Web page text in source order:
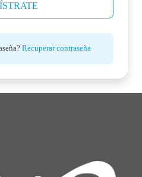
Recuperar contraseña